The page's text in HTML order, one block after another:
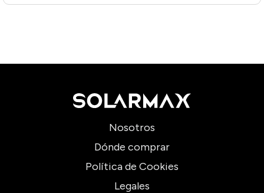
Nosotros
Dónde comprar
Política de Cookies
Legales